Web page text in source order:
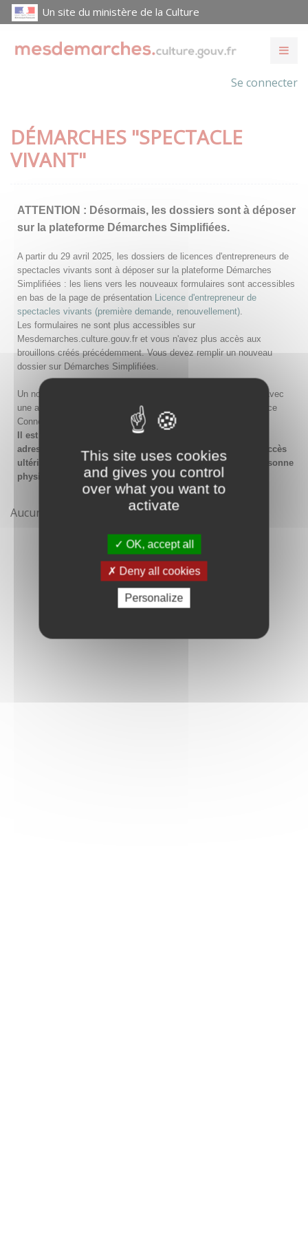
This site uses cookies
and gives you control
over what you want to
activate
OK, accept all
Deny all cookies
Personalize
Un site du ministère de la Culture
Se connecter
DÉMARCHES "SPECTACLE
VIVANT"
ATTENTION : Désormais, les dossiers sont à déposer
sur la plateforme Démarches Simplifiées.
A partir du 29 avril 2025, les dossiers de licences d'entrepreneurs de
spectacles vivants sont à déposer sur la plateforme Démarches
Simplifiées : les liens vers les nouveaux formulaires sont accessibles
en bas de la page de présentation Licence d'entrepreneur de
spectacles vivants (première demande, renouvellement).
Les formulaires ne sont plus accessibles sur
Mesdemarches.culture.gouv.fr et vous n'avez plus accès aux
brouillons créés précédemment. Vous devez remplir un nouveau
dossier sur Démarches Simplifiées.
Un nouveau compte doit être créé sur Démarches Simplifiées avec
une adresse email et un mot de passe, ou en passant par France
Connect.
Il est conseillé lors de la création du compte de saisir une
adresse email générique de l'organisme afin de garantir l'accès
ultérieur au compte même en cas de changement de la personne
physique gestionnaire.
Aucune démarche pour le moment